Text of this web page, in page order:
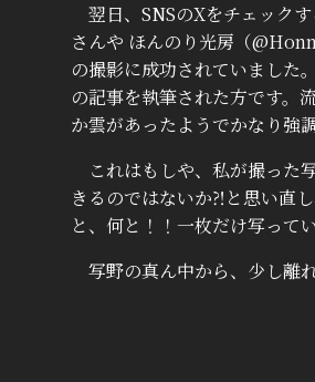
翌日、SNSのXをチェック
さんや ほんのり光房（
の撮影に成功されていました
の記事を執筆された方です。
か雲があったようでかなり強
これはもしや、私が撮った
きるのではないか⁈と思い直
と、何と！！一枚だけ写って
写野の真ん中から、少し離